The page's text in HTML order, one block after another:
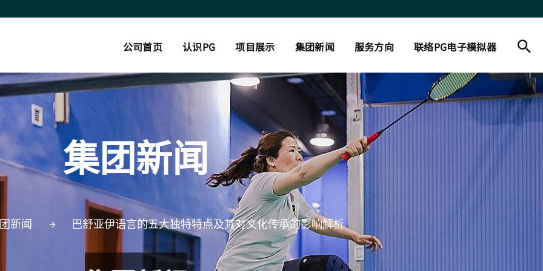
公司首页 认识PG 项目展示 集团新闻 服务方向 联络PG电子模拟器
集团新闻
新闻 巴舒亚伊语言的五大独特特点及其对文化传承的影响解析